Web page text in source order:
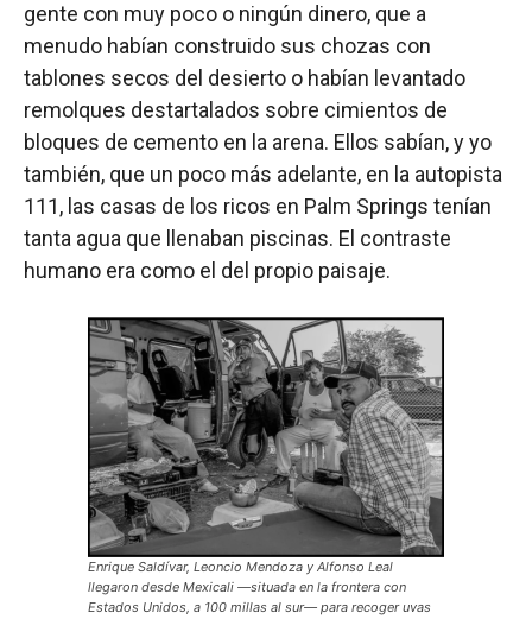
gente con muy poco o ningún dinero, que a
menudo habían construido sus chozas con
tablones secos del desierto o habían levantado
remolques destartalados sobre cimientos de
bloques de cemento en la arena. Ellos sabían, y yo
también, que un poco más adelante, en la autopista
111, las casas de los ricos en Palm Springs tenían
tanta agua que llenaban piscinas. El contraste
humano era como el del propio paisaje.
Enrique Saldívar, Leoncio Mendoza y Alfonso Leal
llegaron desde Mexicali —situada en la frontera con
Estados Unidos, a 100 millas al sur— para recoger uvas